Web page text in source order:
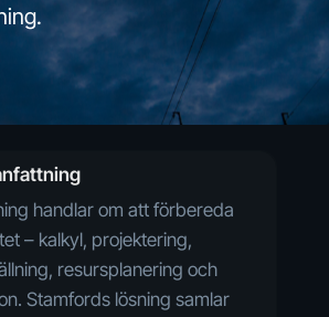
handlar om att förbereda
– kalkyl, projektering,
resursplanering och
Stamfords lösning samlar